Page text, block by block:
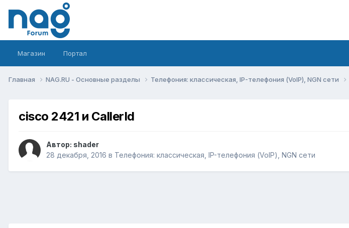
Магазин Портал
Главная NAG.RU - Основные разделы Телефония: классическая, IP-телефония (VoIP), NGN сети
cisco 2421 и CallerId
Автор: shader
28 декабря, 2016 в Телефония: классическая, IP-телефония (VoIP), NGN сети